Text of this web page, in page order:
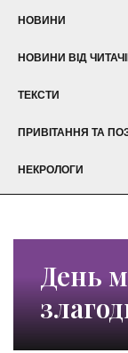
НОВИНИ
НОВИНИ ВІД
ТЕКСТИ
ПРИВІТАННЯ ТА
НЕКРОЛОГИ
День